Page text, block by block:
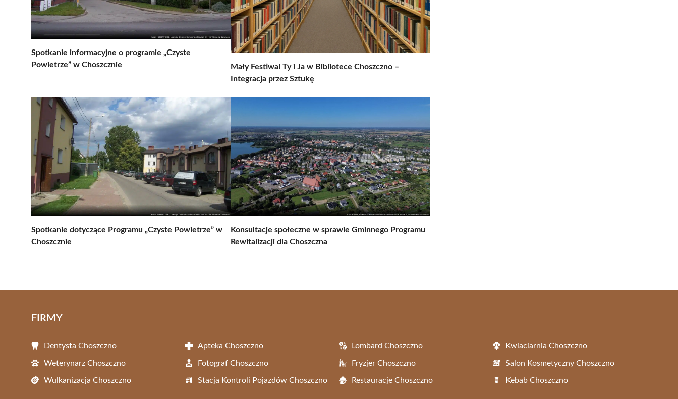
Spotkanie informacyjne o programie „Czyste
Powietrze” w Choszcznie
Mały Festiwal Ty i Ja w Bibliotece Choszczno –
Integracja przez Sztukę
Spotkanie dotyczące Programu „Czyste Powietrze” w
Choszcznie
Konsultacje społeczne w sprawie Gminnego Programu
Rewitalizacji dla Choszczna
FIRMY
Dentysta Choszczno Apteka Choszczno Lombard Choszczno Kwiaciarnia Choszczno
Weterynarz Choszczno Fotograf Choszczno Fryzjer Choszczno Salon Kosmetyczny Choszczno
Wulkanizacja Choszczno Stacja Kontroli Pojazdów Choszczno Restauracje Choszczno Kebab Choszczno